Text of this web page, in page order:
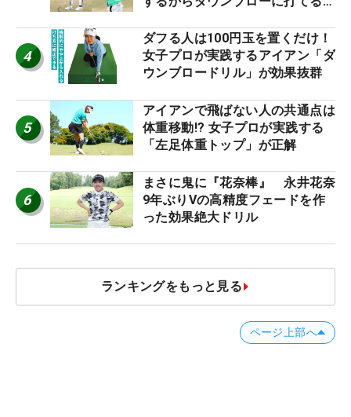
4
ダフる人は100円玉を置くだけ！
女子プロが実践するアイアン「ダ
ウンブロードリル」が効果抜群
5
アイアンで飛ばない人の共通点は
体重移動!? 女子プロが実践する
「左足体重トップ」が正解
6
まさに鬼に『花奈棒』 永井花奈
9年ぶりVの高精度フェードを作
った効果絶大ドリル
ランキングをもっと見る
ページ上部へ